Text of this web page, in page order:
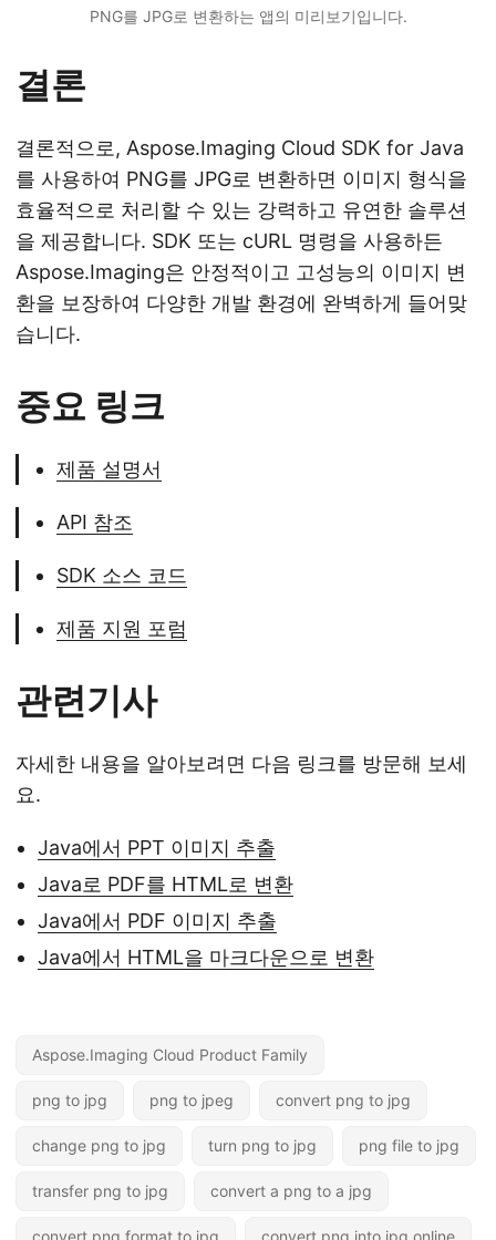
PNG를 JPG로 변환하는 앱의 미리보기입니다.
결론
결론적으로, Aspose.Imaging Cloud SDK for Java
를 사용하여 PNG를 JPG로 변환하면 이미지 형식을
효율적으로 처리할 수 있는 강력하고 유연한 솔루션
을 제공합니다. SDK 또는 cURL 명령을 사용하든
Aspose.Imaging은 안정적이고 고성능의 이미지 변
환을 보장하여 다양한 개발 환경에 완벽하게 들어맞
습니다.
중요 링크
제품 설명서
API 참조
SDK 소스 코드
제품 지원 포럼
관련기사
자세한 내용을 알아보려면 다음 링크를 방문해 보세
요.
Java에서 PPT 이미지 추출
Java로 PDF를 HTML로 변환
Java에서 PDF 이미지 추출
Java에서 HTML을 마크다운으로 변환
Aspose.Imaging Cloud Product Family
png to jpg png to jpeg convert png to jpg
change png to jpg turn png to jpg png file to jpg
transfer png to jpg convert a png to a jpg